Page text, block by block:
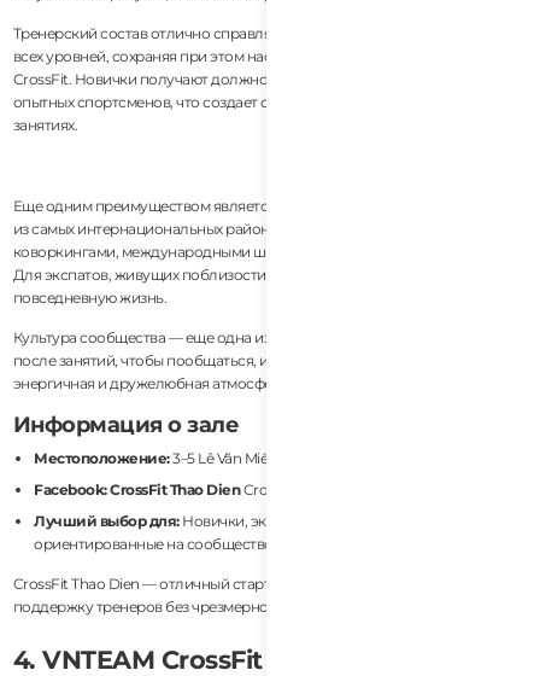
Тренерский состав отлично справляется с адаптацией тренировок для
всех уровней, сохраняя при этом настоящую структуру и интенсивность
CrossFit. Новички получают должное внимание, не замедляя при этом
опытных спортсменов, что создает сбалансированную атмосферу на
занятиях.
Еще одним преимуществом является расположение. Тхао Дьен — один
из самых интернациональных районов Хошимина, наполненный кафе,
коворкингами, международными школами и иностранными жителями.
Для экспатов, живущих поблизости, зал естественно интегрируется в
повседневную жизнь.
Культура сообщества — еще одна изюминка. Члены часто остаются
после занятий, чтобы пообщаться, и в зале поддерживается заметно
энергичная и дружелюбная атмосфера.
Информация о зале
Местоположение:3–5 Lê Văn Miến, Thảo Điền, Ho Chi Minh City
Facebook: CrossFit Thao DienCrossFit Thao Dien
Лучший выбор для:Новички, экспаты, тренировки,
ориентированные на сообщество
CrossFit Thao Dien — отличный старт для тех, кто хочет получить
поддержку тренеров без чрезмерно пугающей атмосферы зала.
4. VNTEAM CrossFit (Хошимин) —